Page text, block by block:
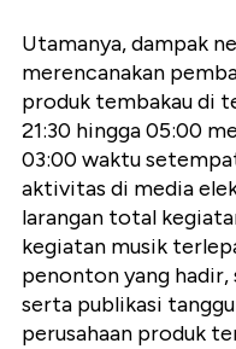
Utamanya, dampak
merencanakan
produk tembakau di
21:30 hingga 05:00
03:00 waktu
aktivitas di media
larangan total
kegiatan musik
penonton yang
serta publikasi
perusahaan produk